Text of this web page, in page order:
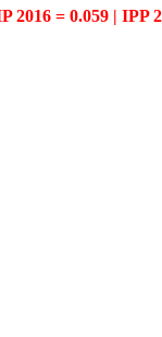
2016 = 0.059 | IPP